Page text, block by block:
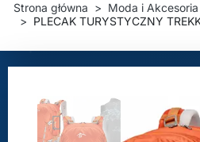
Strona główna Moda i Akcesoria
PLECAK TURYSTYCZNY